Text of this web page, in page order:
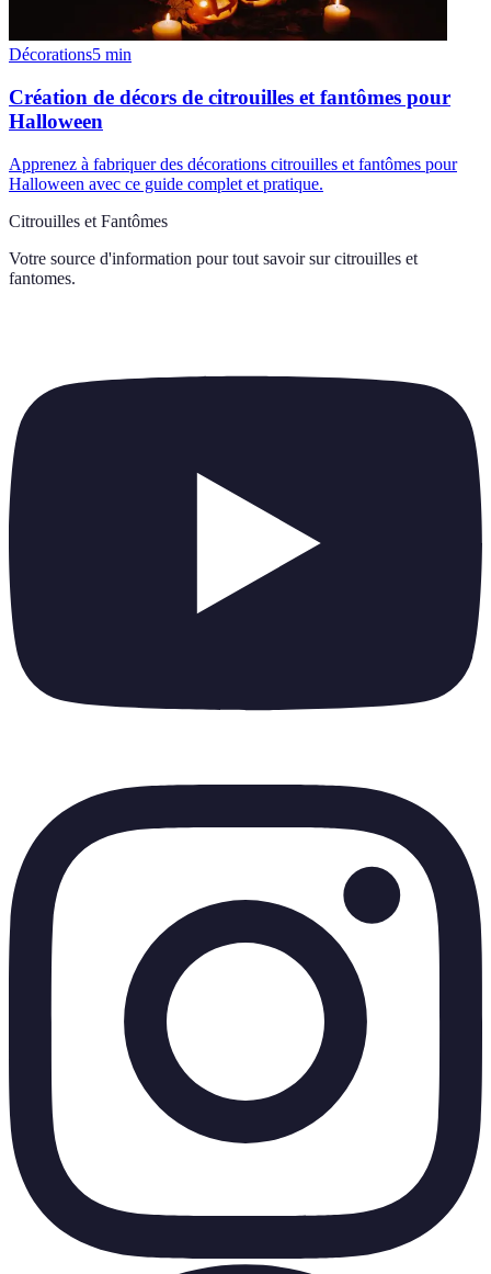
Décorations5 min
Création de décors de citrouilles et fantômes pour
Halloween
Apprenez à fabriquer des décorations citrouilles et fantômes pour
Halloween avec ce guide complet et pratique.
Citrouilles et Fantômes
Votre source d'information pour tout savoir sur citrouilles et
fantomes.